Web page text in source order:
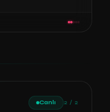
Canlı 2 / 2